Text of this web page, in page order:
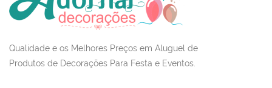
Qualidade e os Melhores Preços em Aluguel de
Produtos de Decorações Para Festa e Eventos.